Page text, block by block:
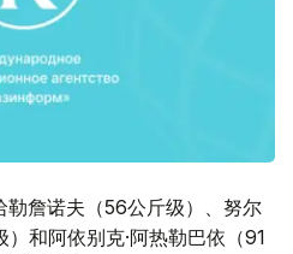
勒詹诺夫（56公斤级）、努尔
）和阿依别克·阿热勒巴依（91